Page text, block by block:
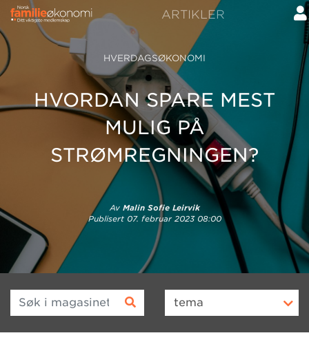
ARTIKLER
HVERDAGSØKONOMI
HVORDAN SPARE MEST
MULIG PÅ
STRØMREGNINGEN?
Av Malin Sofie Leirvik
Publisert 07. februar 2023 08:00
Søk i magasinet tema